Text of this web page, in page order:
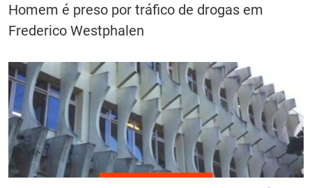
Homem é preso por tráfico de drogas em
Frederico Westphalen